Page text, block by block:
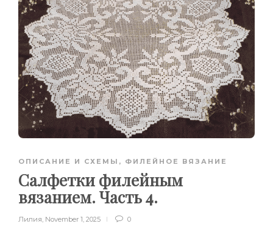
ОПИСАНИЕ И СХЕМЫ , ФИЛЕЙНОЕ ВЯЗАНИЕ
Салфетки филейным
вязанием. Часть 4.
Лилия, November 1, 2025 0